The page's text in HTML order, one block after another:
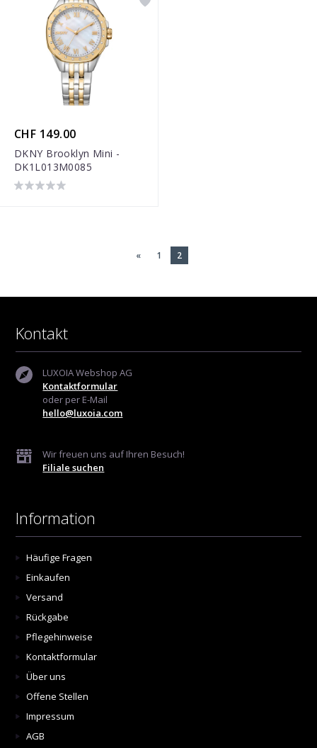
CHF 149.00
DKNY Brooklyn Mini -
DK1L013M0085
« 1 2
Kontakt
LUXOIA Webshop AG
Kontaktformular
oder per E-Mail
hello@luxoia.com
Wir freuen uns auf Ihren Besuch!
Filiale suchen
Information
Häufige Fragen
Einkaufen
Versand
Rückgabe
Pflegehinweise
Kontaktformular
Über uns
Offene Stellen
Impressum
AGB